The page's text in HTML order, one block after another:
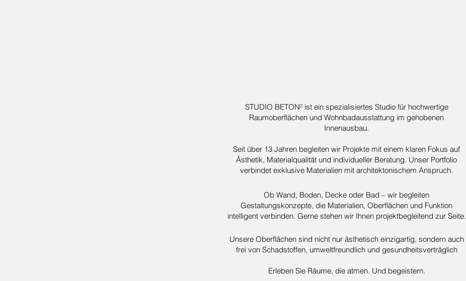
STUDIO BETON² ist ein spezialisiertes Studio für hochwertige
Raumoberflächen und Wohnbadausstattung im gehobenen
Innenausbau.
Seit über 13 Jahren begleiten wir Projekte mit einem klaren Fokus auf
Ästhetik, Materialqualität und individueller Beratung. Unser Portfolio
verbindet exklusive Materialien mit architektonischem Anspruch.
Ob Wand, Boden, Decke oder Bad – wir begleiten
Gestaltungskonzepte, die Materialien, Oberflächen und Funktion
intelligent verbinden. Gerne stehen wir Ihnen projektbegleitend zur Seite.
Unsere Oberflächen sind nicht nur ästhetisch einzigartig, sondern auch
frei von Schadstoffen, umweltfreundlich und gesundheitsverträglich
Erleben Sie Räume, die atmen. Und begeistern.